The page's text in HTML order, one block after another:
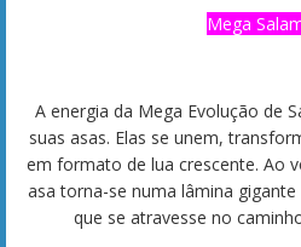
Mega
A energia da Mega Evolução de
suas asas. Elas se unem,
em formato de lua crescente. Ao
asa torna-se numa lâmina
que se atravesse no